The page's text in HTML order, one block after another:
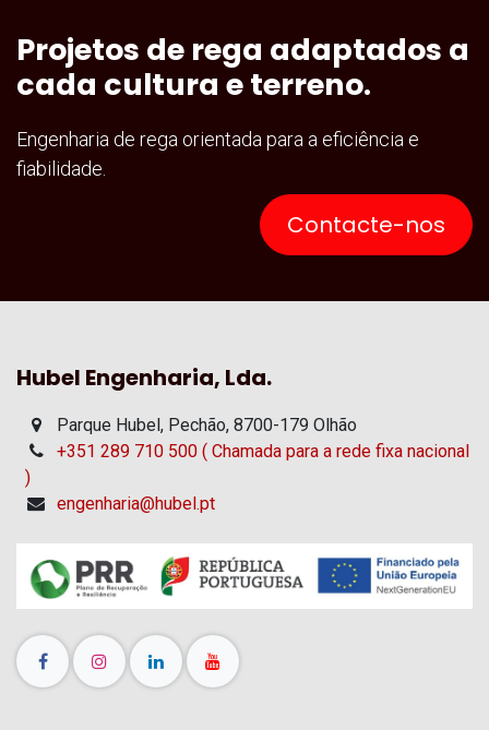
Projetos de rega adaptados a
cada cultura e terreno.
Engenharia de rega orientada para a eficiência e
fiabilidade.
Contacte-nos
Hubel Engenharia, Lda.
Parque Hubel, Pechão, 8700-179 Olhão
+351 289 710 500 ( Chamada para a rede fixa nacional
)
engenharia@hubel.pt